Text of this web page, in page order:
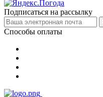
Подписаться на рассылку
Способы оплаты